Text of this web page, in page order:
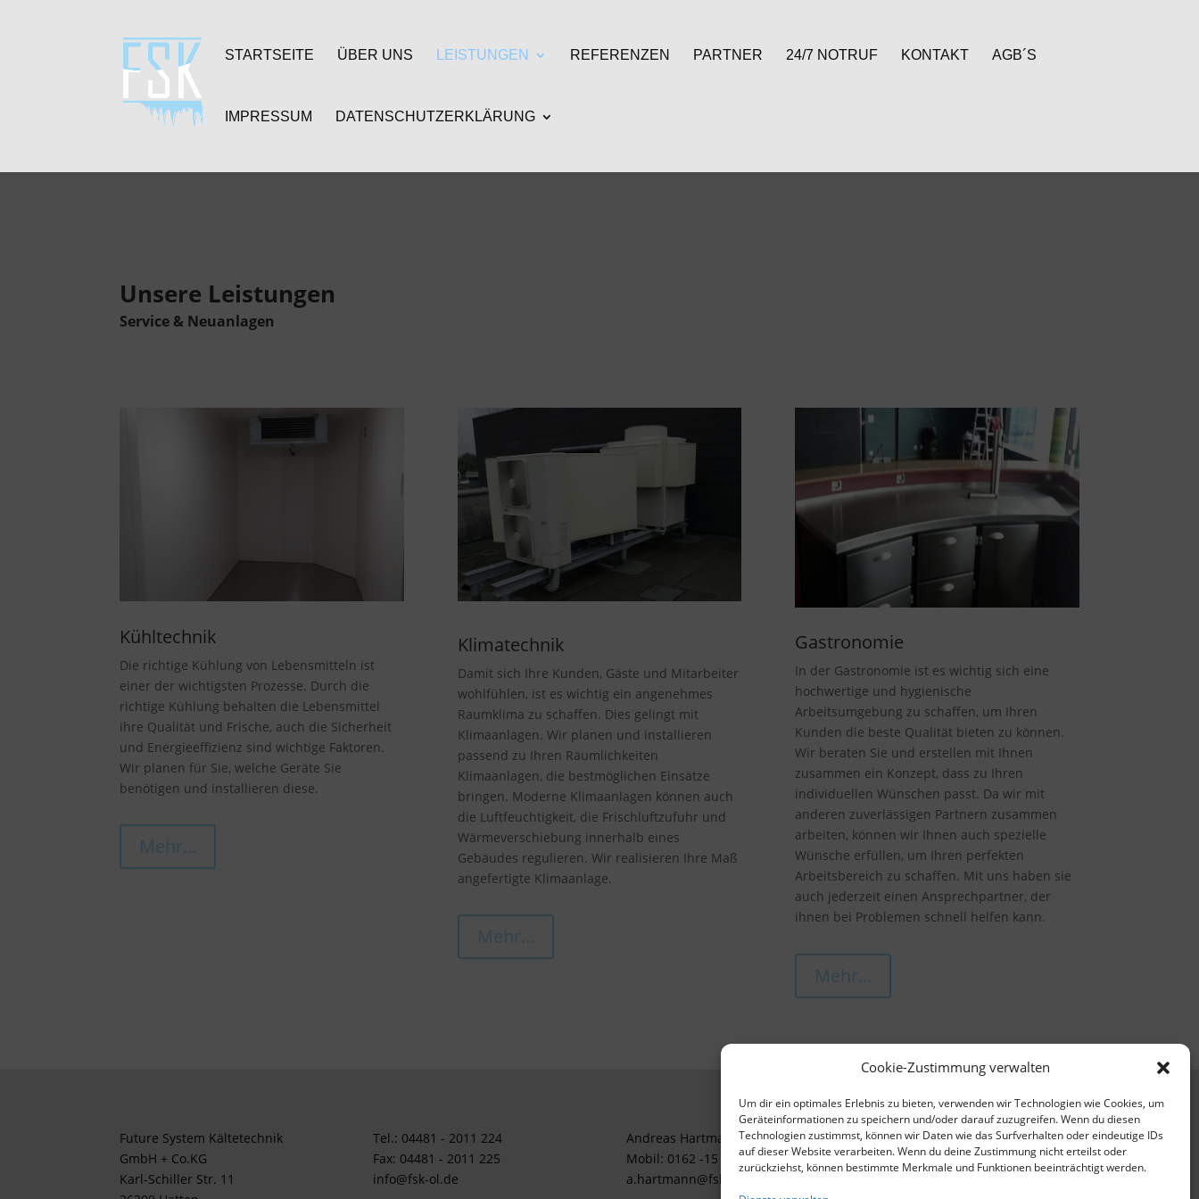
Cookie-Zustimmung verwalten
Um dir ein optimales Erlebnis zu bieten, verwenden wir Technologien wie Cookies, um
Geräteinformationen zu speichern und/oder darauf zuzugreifen. Wenn du diesen
Technologien zustimmst, können wir Daten wie das Surfverhalten oder eindeutige IDs
auf dieser Website verarbeiten. Wenn du deine Zustimmung nicht erteilst oder
zurückziehst, können bestimmte Merkmale und Funktionen beeinträchtigt werden.
STARTSEITE ÜBER UNS LEISTUNGEN REFERENZEN PARTNER 24/7 NOTRUF KONTAKT AGB´S
IMPRESSUM DATENSCHUTZERKLÄRUNG
Unsere Leistungen
Service & Neuanlagen
Kühltechnik
Die richtige Kühlung von Lebensmitteln ist
einer der wichtigsten Prozesse. Durch die
richtige Kühlung behalten die Lebensmittel
ihre Qualität und Frische, auch die Sicherheit
und Energieeffizienz sind wichtige Faktoren.
Wir planen für Sie, welche Geräte Sie
benötigen und installieren diese.
Mehr...
Klimatechnik
Damit sich Ihre Kunden, Gäste und Mitarbeiter
wohlfühlen, ist es wichtig ein angenehmes
Raumklima zu schaffen. Dies gelingt mit
Klimaanlagen. Wir planen und installieren
passend zu Ihren Räumlichkeiten
Klimaanlagen, die bestmöglichen Einsätze
bringen. Moderne Klimaanlagen können auch
die Luftfeuchtigkeit, die Frischluftzufuhr und
Wärmeverschiebung innerhalb eines
Gebäudes regulieren. Wir realisieren Ihre Maß
angefertigte Klimaanlage.
Mehr...
Gastronomie
In der Gastronomie ist es wichtig sich eine
hochwertige und hygienische
Arbeitsumgebung zu schaffen, um Ihren
Kunden die beste Qualität bieten zu können.
Wir beraten Sie und erstellen mit Ihnen
zusammen ein Konzept, dass zu Ihren
individuellen Wünschen passt. Da wir mit
anderen zuverlässigen Partnern zusammen
arbeiten, können wir Ihnen auch spezielle
Wünsche erfüllen, um Ihren perfekten
Arbeitsbereich zu schaffen. Mit uns haben sie
auch jederzeit einen Ansprechpartner, der
ihnen bei Problemen schnell helfen kann.
Mehr...
Future System Kältetechnik
GmbH + Co.KG
Karl-Schiller Str. 11
Tel.: 04481 - 2011 224
Fax: 04481 - 2011 225
info@fsk-ol.de
Andreas Hartmann
Mobil: 0162 -15 77 49 2
a.hartmann@fsk-ol.de